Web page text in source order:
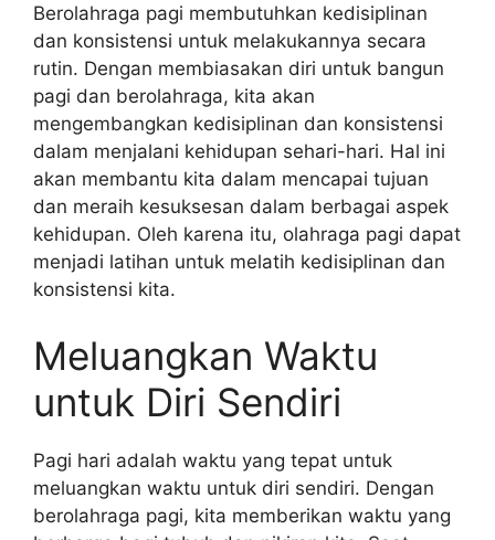
Berolahraga pagi membutuhkan kedisiplinan
dan konsistensi untuk melakukannya secara
rutin. Dengan membiasakan diri untuk bangun
pagi dan berolahraga, kita akan
mengembangkan kedisiplinan dan konsistensi
dalam menjalani kehidupan sehari-hari. Hal ini
akan membantu kita dalam mencapai tujuan
dan meraih kesuksesan dalam berbagai aspek
kehidupan. Oleh karena itu, olahraga pagi dapat
menjadi latihan untuk melatih kedisiplinan dan
konsistensi kita.
Meluangkan Waktu
untuk Diri Sendiri
Pagi hari adalah waktu yang tepat untuk
meluangkan waktu untuk diri sendiri. Dengan
berolahraga pagi, kita memberikan waktu yang